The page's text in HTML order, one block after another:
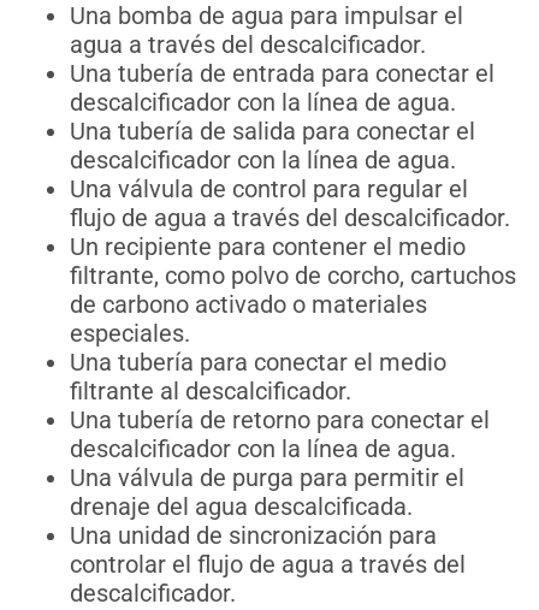
Una bomba de agua para impulsar el
agua a través del descalcificador.
Una tubería de entrada para conectar el
descalcificador con la línea de agua.
Una tubería de salida para conectar el
descalcificador con la línea de agua.
Una válvula de control para regular el
flujo de agua a través del descalcificador.
Un recipiente para contener el medio
filtrante, como polvo de corcho, cartuchos
de carbono activado o materiales
especiales.
Una tubería para conectar el medio
filtrante al descalcificador.
Una tubería de retorno para conectar el
descalcificador con la línea de agua.
Una válvula de purga para permitir el
drenaje del agua descalcificada.
Una unidad de sincronización para
controlar el flujo de agua a través del
descalcificador.